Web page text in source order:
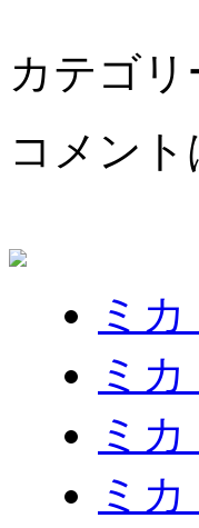
カテゴリ
コメン
ミ
ミ
ミ
ミ